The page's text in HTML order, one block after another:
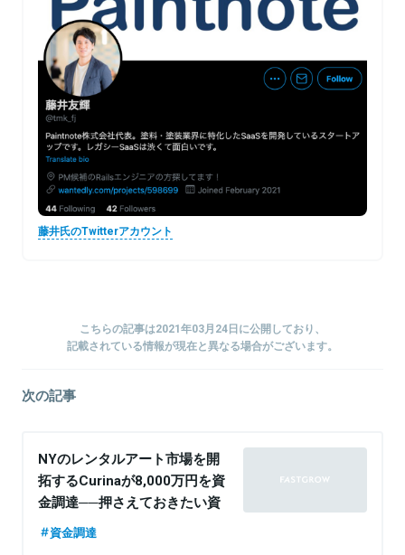
藤井氏のTwitterアカウント
こちらの記事は2021年03月24日に公開しており、
記載されている情報が現在と異なる場合がございます。
次の記事
NYのレンタルアート市場を開
拓するCurinaが8,000万円を資
金調達──押さえておきたい資
金調達ニュース
資金調達